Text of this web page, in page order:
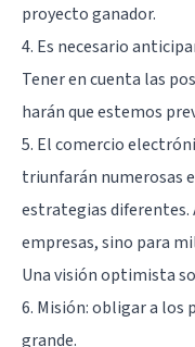
proyecto ganador.
4. Es necesario
Tener en cuenta las
harán que estemos
5. El comercio
triunfarán numerosas
estrategias diferentes.
empresas, sino para
Una visión optimista
6. Misión: obligar a los
grande.